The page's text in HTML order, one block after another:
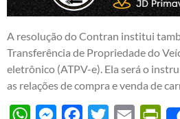
A resolução do Contran institui
Transferência de Propriedade do
eletrônico (ATPV-e). Ela será o
as relações de compra e venda de
WhatsAppMessengerFacebook
Twitter Email